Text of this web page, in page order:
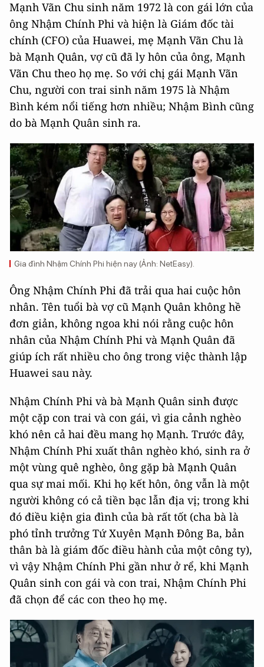
Mạnh Vãn Chu sinh năm 1972 là con gái lớn của
ông Nhậm Chính Phi và hiện là Giám đốc tài
chính (CFO) của Huawei, mẹ Mạnh Vãn Chu là
bà Mạnh Quân, vợ cũ đã ly hôn của ông, Mạnh
Vãn Chu theo họ mẹ. So với chị gái Mạnh Vãn
Chu, người con trai sinh năm 1975 là Nhậm
Bình kém nổi tiếng hơn nhiều; Nhậm Bình cũng
do bà Mạnh Quân sinh ra.
Gia đình Nhậm Chính Phi hiện nay (Ảnh: NetEasy).
Ông Nhậm Chính Phi đã trải qua hai cuộc hôn
nhân. Tên tuổi bà vợ cũ Mạnh Quân không hề
đơn giản, không ngoa khi nói rằng cuộc hôn
nhân của Nhậm Chính Phi và Mạnh Quân đã
giúp ích rất nhiều cho ông trong việc thành lập
Huawei sau này.
Nhậm Chính Phi và bà Mạnh Quân sinh được
một cặp con trai và con gái, vì gia cảnh nghèo
khó nên cả hai đều mang họ Mạnh. Trước đây,
Nhậm Chính Phi xuất thân nghèo khó, sinh ra ở
một vùng quê nghèo, ông gặp bà Mạnh Quân
qua sự mai mối. Khi họ kết hôn, ông vẫn là một
người không có cả tiền bạc lẫn địa vị; trong khi
đó điều kiện gia đình của bà rất tốt (cha bà là
phó tỉnh trưởng Tứ Xuyên Mạnh Đông Ba, bản
thân bà là giám đốc điều hành của một công ty),
vì vậy Nhậm Chính Phi gần như ở rể, khi Mạnh
Quân sinh con gái và con trai, Nhậm Chính Phi
đã chọn để các con theo họ mẹ.